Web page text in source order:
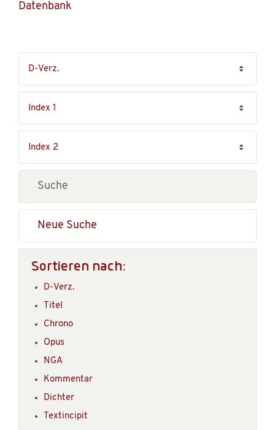
Datenbank
Neue Suche
Sortieren nach:
D-Verz.
Titel
Chrono
Opus
NGA
Kommentar
Dichter
Textincipit